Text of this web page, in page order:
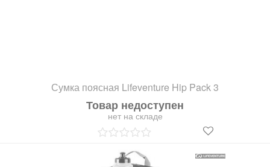
Сумка поясная Lifeventure Hip Pack 3
Товар недоступен
нет на складе